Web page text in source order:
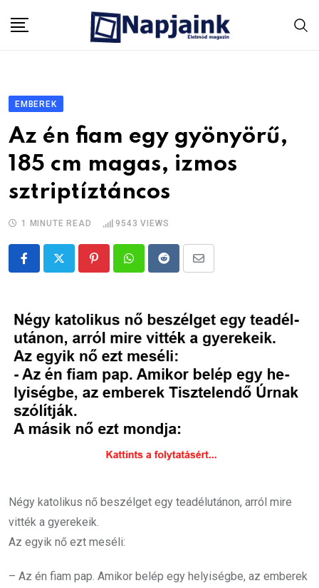
EMBEREK
Az én fiam egy gyönyörű,
185 cm magas, izmos
sztriptíztáncos
1 MINUTE READ 9543 VIEWS
PinterestWhatsappRedditShare
Négy katolikus nő beszélget egy teadélutánon, arról mire
vitték a gyerekeik.
Az egyik nő ezt meséli:
– Az én fiam pap. Amikor belép egy helyiségbe, az emberek